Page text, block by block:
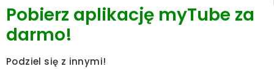
Pobierz aplikację myTube za
darmo!
Podziel się z innymi!